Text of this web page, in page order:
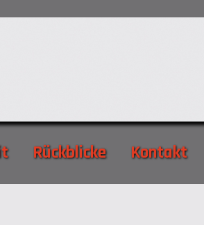
Rückblicke Kontakt